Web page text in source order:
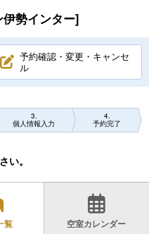
勢インター]
予約確認・変更・キャンセ
ル
3
個人情報入力
4
予約完了
い。
覧 空室カレンダー